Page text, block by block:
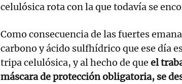
celulósica rota con la que todavía se
Como consecuencia de las fuertes
carbono y ácido sulfhídrico que ese día
tripa celulósica, y al hecho de que el
máscara de protección obligatoria, se